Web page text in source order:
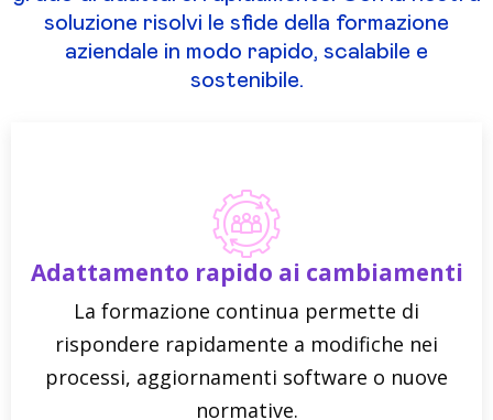
soluzione risolvi le sfide della formazione
aziendale in modo rapido, scalabile e
sostenibile.
Adattamento rapido ai cambiamenti
La formazione continua permette di
rispondere rapidamente a modifiche nei
processi, aggiornamenti software o nuove
normative.